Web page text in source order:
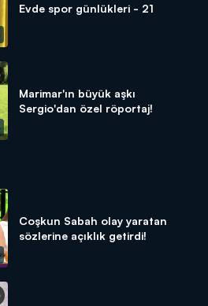
Evde spor günlükleri - 21
Marimar'ın büyük aşkı
Sergio'dan özel röportaj!
Coşkun Sabah olay yaratan
sözlerine açıklık getirdi!